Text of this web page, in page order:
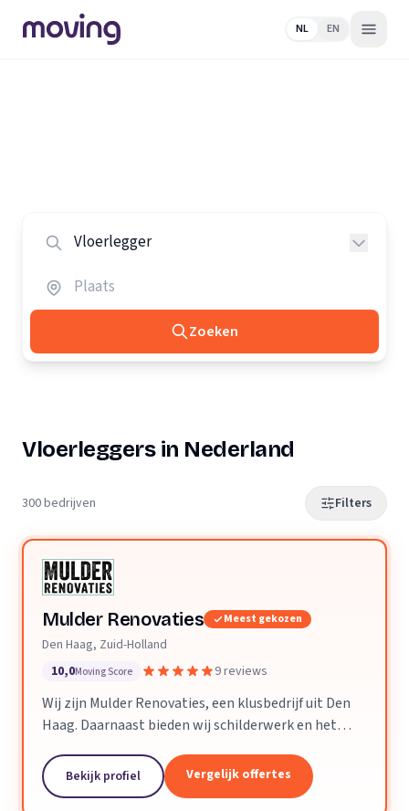
NL EN
Zoeken
Vloerleggers in Nederland
300 bedrijven Filters
Mulder Renovaties Meest gekozen
Den Haag, Zuid-Holland
10,0Moving Score 9 reviews
Wij zijn Mulder Renovaties, een klusbedrijf uit Den
Haag. Daarnaast bieden wij schilderwerk en het
Bekijk profiel Vergelijk offertes